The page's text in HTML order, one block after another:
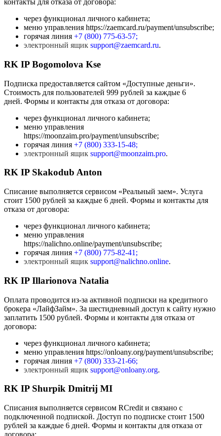
контакты для отказа от договора:
через функционал личного кабинета;
меню управления https://zaemcard.ru/payment/unsubscribe;
горячая линия +7 (800) 775-63-57;
электронный ящик support@zaemcard.ru.
RK IP Bogomolova Kse
Подписка предоставляется сайтом «Доступные деньги».
Стоимость для пользователей 999 рублей за каждые 6
дней. Формы и контакты для отказа от договора:
через функционал личного кабинета;
меню управления
https://moonzaim.pro/payment/unsubscribe;
горячая линия +7 (800) 333-15-48;
электронный ящик support@moonzaim.pro.
RK IP Skakodub Anton
Списание выполняется сервисом «Реальный заем». Услуга
стоит 1500 рублей за каждые 6 дней. Формы и контакты для
отказа от договора:
через функционал личного кабинета;
меню управления
https://nalichno.online/payment/unsubscribe;
горячая линия +7 (800) 775-82-41 ;
электронный ящик support@nalichno.online.
RK IP Illarionova Natalia
Оплата проводится из-за активной подписки на кредитного
брокера «ЛайфЗайм». За шестидневный доступ к сайту нужно
заплатить 1500 рублей. Формы и контакты для отказа от
договора:
через функционал личного кабинета;
меню управления https://onloany.org/payment/unsubscribe;
горячая линия +7 (800) 333-21-66;
электронный ящик support@onloany.org.
RK IP Shurpik Dmitrij MI
Списания выполняется сервисом RCredit и связано с
подключенной подпиской. Доступ по подписке стоит 1500
рублей за каждые 6 дней. Формы и контакты для отказа от
договора: